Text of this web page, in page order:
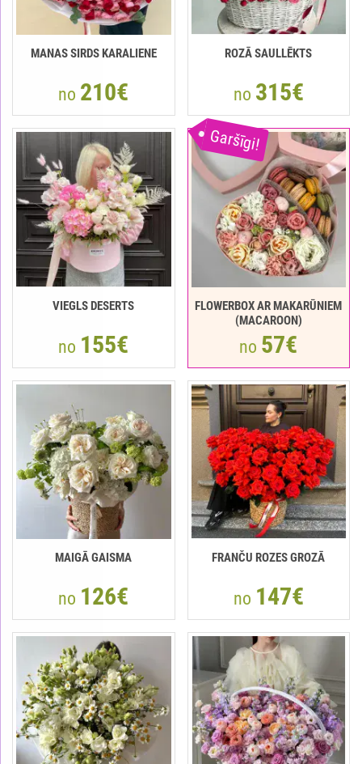
MANAS SIRDS KARALIENE
no 210€
ROZĀ SAULLĒKTS
no 315€
VIEGLS DESERTS
no 155€
Garšīgi!
FLOWERBOX AR MAKARŪNIEM
(MACAROON)
no 57€
MAIGĀ GAISMA
no 126€
FRANČU ROZES GROZĀ
no 147€